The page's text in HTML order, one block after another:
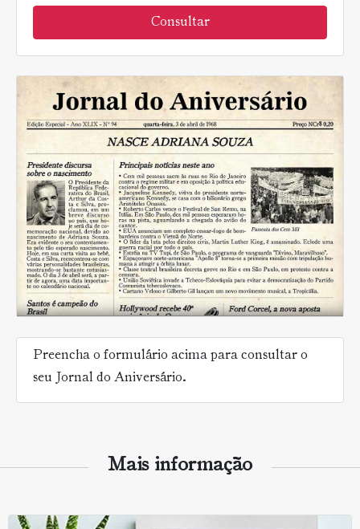
Consultar
Preencha o formulário acima para consultar o
seu Jornal do Aniversário.
Mais informação